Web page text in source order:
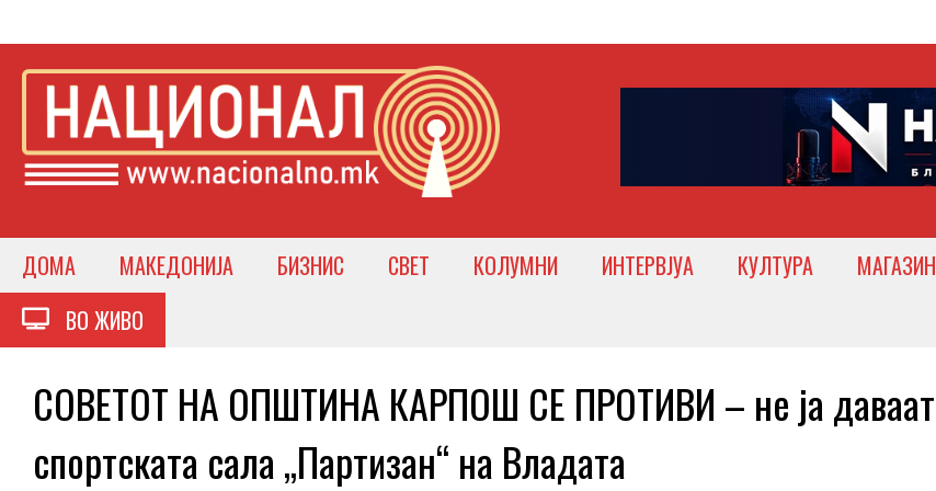
ДОМА МАКЕДОНИЈА БИЗНИС СВЕТ КОЛУМНИ ИНТЕРВЈУА КУЛТУРА МАГАЗИН
ВО ЖИВО
СОВЕТОТ НА ОПШТИНА КАРПОШ СЕ ПРОТИВИ – не ја даваат
спортската сала „Партизан“ на Владата